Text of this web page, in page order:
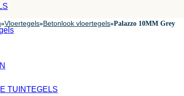
TUINTEGELS
»Vloertegels»Betonlook vloertegels»Palazzo 10MM Grey